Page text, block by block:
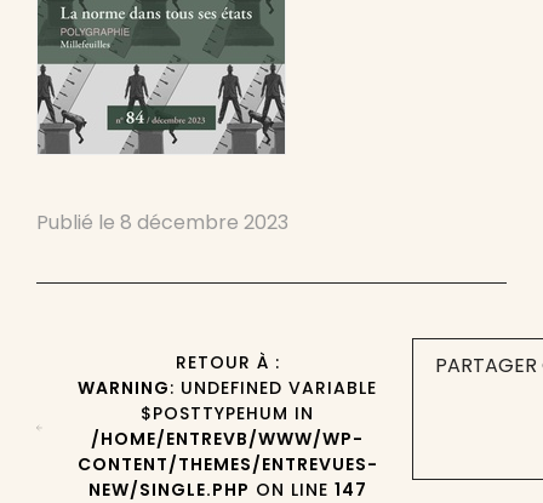
Publié le 8 décembre 2023
RETOUR À :
WARNING: UNDEFINED VARIABLE
$POSTTYPEHUM IN
/HOME/ENTREVB/WWW/WP-
CONTENT/THEMES/ENTREVUES-
NEW/SINGLE.PHP ON LINE 147